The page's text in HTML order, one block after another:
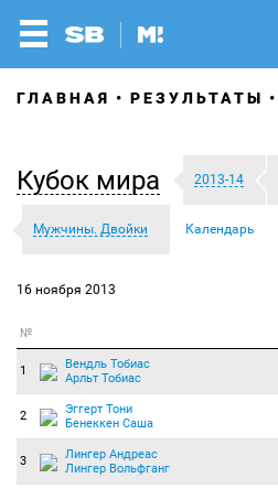
ГЛАВНАЯ РЕЗУЛЬТАТЫ
Кубок мира 2013-14
Мужчины. Двойки Календарь
16 ноября 2013
№
1
Вендль Тобиас
Арльт Тобиас
2
Эггерт Тони
Бенеккен Саша
3
Лингер Андреас
Лингер Вольфганг